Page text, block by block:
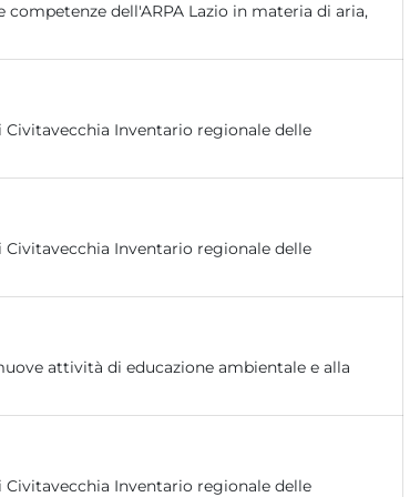
dell'ARPA Lazio in materia di aria,
Inventario regionale delle
Inventario regionale delle
attività di educazione ambientale e alla
Inventario regionale delle